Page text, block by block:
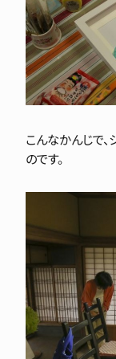
こんなかんじで
のです。